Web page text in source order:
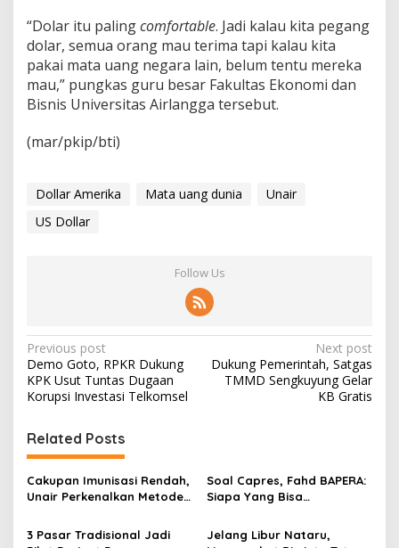
“Dolar itu palingcomfortable. Jadi kalau kita pegang
dolar, semua orang mau terima tapi kalau kita
pakai mata uang negara lain, belum tentu mereka
mau,” pungkas guru besar Fakultas Ekonomi dan
Bisnis Universitas Airlangga tersebut.
(mar/pkip/bti)
Dollar Amerika Mata uang dunia
Unair
US Dollar
Follow Us
P
o
s
t
n
a
v
i
Previous post
Demo Goto, RPKR Dukung
KPK Usut Tuntas Dugaan
Korupsi Investasi Telkomsel
Next post
Dukung Pemerintah, Satgas
TMMD Sengkuyung Gelar
KB Gratis
Related Posts
Cakupan Imunisasi Rendah,
Unair Perkenalkan Metode
Pesantren di Madura
Soal Capres, Fahd BAPERA:
Siapa Yang Bisa
3 Pasar Tradisional Jadi
Jelang Libur Nataru,